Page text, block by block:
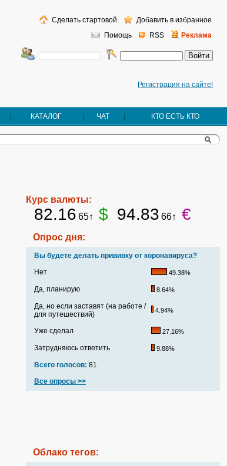
Регистрация на сайте!
Помощь RSS Реклама
Сделать стартовой Добавить в избранное
КАТАЛОГ ЧАТ КТО ЕСТЬ КТО
Курс валюты:
82.16 65↑ $ 94.83 66↑ €
Опрос дня:
Вы будете делать прививку от коронавируса?
Нет
49.38%
Да, планирую 8.64%
Да, но если заставят (на работе /
для путешествий)
4.94%
Уже сделал 27.16%
Затрудняюсь ответить 9.88%
Всего голосов: 81
Все опросы >>
Облако тегов: